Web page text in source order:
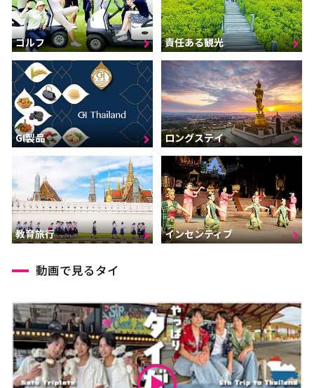
ゴルフ 責任ある観光
GI製品 ロングステイ
教育旅行 インセンティブ
動画で見るタイ